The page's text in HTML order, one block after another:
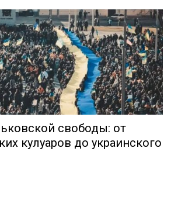
свободы: от
кулуаров до украинского